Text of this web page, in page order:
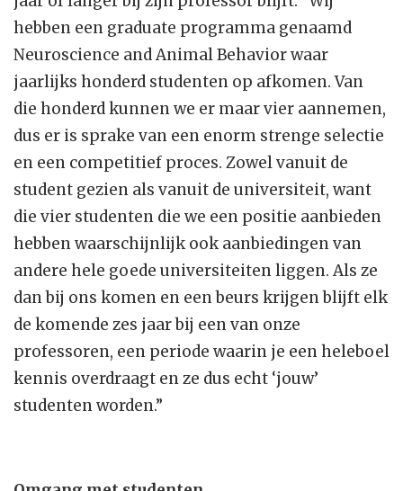
hebben een graduate programma genaamd
Neuroscience and Animal Behavior waar
jaarlijks honderd studenten op afkomen. Van
die honderd kunnen we er maar vier aannemen,
dus er is sprake van een enorm strenge selectie
en een competitief proces. Zowel vanuit de
student gezien als vanuit de universiteit, want
die vier studenten die we een positie aanbieden
hebben waarschijnlijk ook aanbiedingen van
andere hele goede universiteiten liggen. Als ze
dan bij ons komen en een beurs krijgen blijft elk
de komende zes jaar bij een van onze
professoren, een periode waarin je een heleboel
kennis overdraagt en ze dus echt ‘jouw’
studenten worden.”